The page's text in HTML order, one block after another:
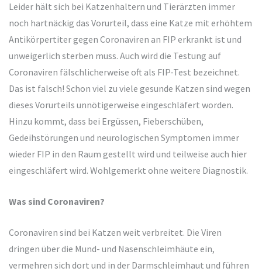
Leider hält sich bei Katzenhaltern und Tierärzten immer
noch hartnäckig das Vorurteil, dass eine Katze mit erhöhtem
Antikörpertiter gegen Coronaviren an FIP erkrankt ist und
unweigerlich sterben muss. Auch wird die Testung auf
Coronaviren fälschlicherweise oft als FIP-Test bezeichnet.
Das ist falsch! Schon viel zu viele gesunde Katzen sind wegen
dieses Vorurteils unnötigerweise eingeschläfert worden.
Hinzu kommt, dass bei Ergüssen, Fieberschüben,
Gedeihstörungen und neurologischen Symptomen immer
wieder FIP in den Raum gestellt wird und teilweise auch hier
eingeschläfert wird. Wohlgemerkt ohne weitere Diagnostik.
Was sind Coronaviren?
Coronaviren sind bei Katzen weit verbreitet. Die Viren
dringen über die Mund- und Nasenschleimhäute ein,
vermehren sich dort und in der Darmschleimhaut und führen